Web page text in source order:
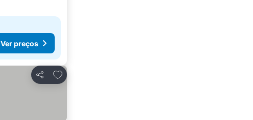
Ver preços
Partilhar
Adicionar aos favoritos